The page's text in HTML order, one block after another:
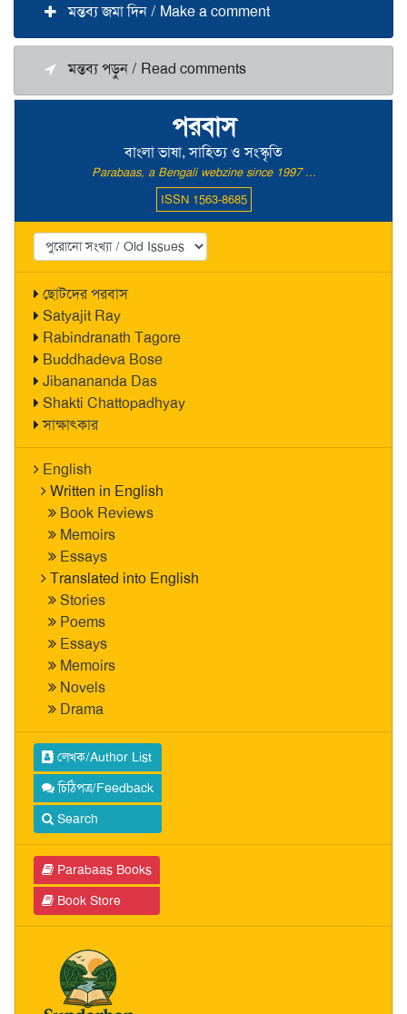
পরবাস
বাংলা ভাষা, সাহিত্য ও সংস্কৃতি
Parabaas, a Bengali webzine since 1997 ...
ISSN 1563-8685
ছোটদের পরবাস
Satyajit Ray
Rabindranath Tagore
Buddhadeva Bose
Jibanananda Das
Shakti Chattopadhyay
সাক্ষাৎকার
English
Written in English
Book Reviews
Memoirs
Essays
Translated into English
Stories
Poems
Essays
Memoirs
Novels
Drama
লেখক/Author List
চিঠিপত্র/Feedback
Search
Parabaas Books
Book Store
মন্তব্য জমা দিন / Make a comment
মন্তব্য পড়ুন / Read comments